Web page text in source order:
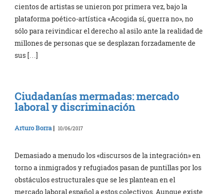
cientos de artistas se unieron por primera vez, bajo la
plataforma poético-artística «Acogida sí, guerra no», no
sólo para reivindicar el derecho al asilo ante la realidad de
millones de personas que se desplazan forzadamente de
sus […]
Ciudadanías mermadas: mercado
laboral y discriminación
Arturo Borra | 10/06/2017
Demasiado a menudo los «discursos de la integración» en
torno a inmigrados y refugiados pasan de puntillas por los
obstáculos estructurales que se les plantean en el
mercado laboral español a estos colectivos. Aunque existe